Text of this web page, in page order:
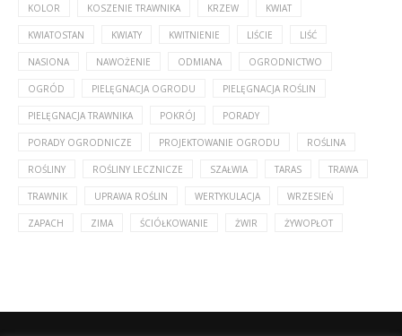
KOLOR KOSZENIE TRAWNIKA KRZEW KWIAT
KWIATOSTAN KWIATY KWITNIENIE LIŚCIE LIŚĆ
NASIONA NAWOŻENIE ODMIANA OGRODNICTWO
OGRÓD PIELĘGNACJA OGRODU PIELĘGNACJA ROŚLIN
PIELĘGNACJA TRAWNIKA POKRÓJ PORADY
PORADY OGRODNICZE PROJEKTOWANIE OGRODU ROŚLINA
ROŚLINY ROŚLINY LECZNICZE SZAŁWIA TARAS TRAWA
TRAWNIK UPRAWA ROŚLIN WERTYKULACJA WRZESIEŃ
ZAPACH ZIMA ŚCIÓŁKOWANIE ŻWIR ŻYWOPŁOT